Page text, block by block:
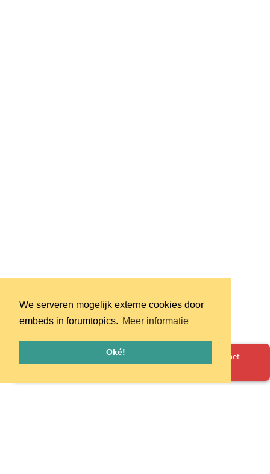
We serveren mogelijk externe cookies door
embeds in forumtopics. Meer informatie
Oké!
Oeps! Er is iets misgegaan. Herlaad de pagina en probeer het
opnieuw.